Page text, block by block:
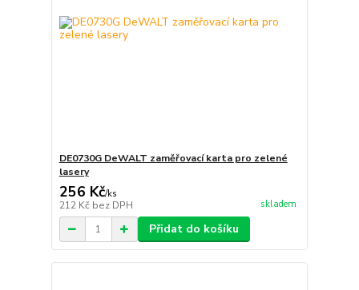
DE0730G DeWALT zaměřovací karta pro zelené
lasery
256 Kč/ks
212 Kč bez DPH skladem
Přidat do košíku